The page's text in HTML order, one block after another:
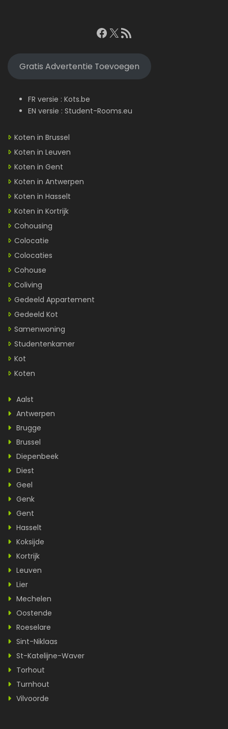
Facebook
X RSS feed
Gratis Advertentie Toevoegen
FR versie : Kots.be
EN versie : Student-Rooms.eu
Koten in Brussel
Koten in Leuven
Koten in Gent
Koten in Antwerpen
Koten in Hasselt
Koten in Kortrijk
Cohousing
Colocatie
Colocaties
Cohouse
Coliving
Gedeeld Appartement
Gedeeld Kot
Samenwoning
Studentenkamer
Kot
Koten
Aalst
Antwerpen
Brugge
Brussel
Diepenbeek
Diest
Geel
Genk
Gent
Hasselt
Koksijde
Kortrijk
Leuven
Lier
Mechelen
Oostende
Roeselare
Sint-Niklaas
St-Katelijne-Waver
Torhout
Turnhout
Vilvoorde